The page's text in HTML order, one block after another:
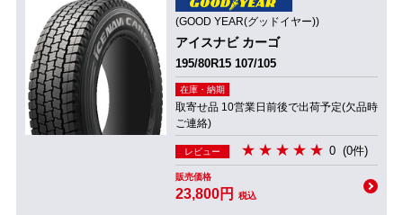
(GOOD YEAR(グッドイヤー))
アイスナビ カーゴ
195/80R15 107/105
在庫・納期
取寄せ品 10営業日前後で出荷予定(欠品時
ご連絡)
レビュー 0 (0件)
販売価格
23,800円 税込